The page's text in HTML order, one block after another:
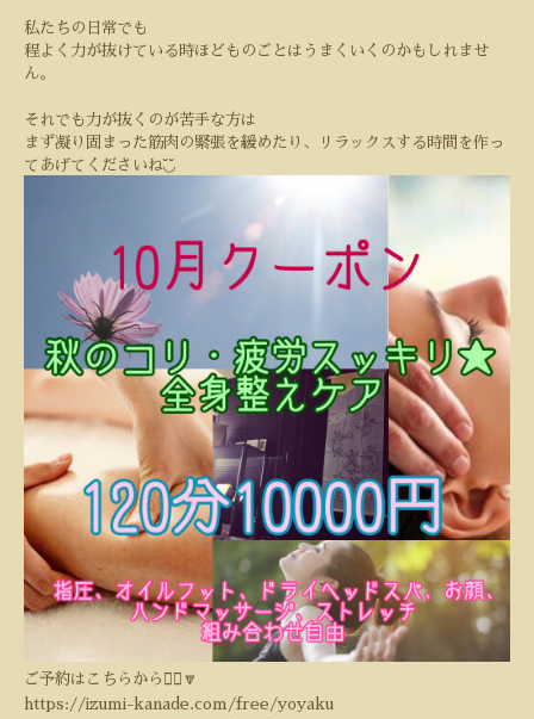
私たちの日常でも
程よく力が抜けている時ほどものごとはうまくいくのかもしれませ
ん。
それでも力が抜くのが苦手な方は
まず凝り固まった筋肉の緊張を緩めたり、リラックスする時間を作っ
てあげてくださいね◟̆◞̆
ご予約はこちらから💁‍♀️🔽
https://izumi-kanade.com/free/yoyaku